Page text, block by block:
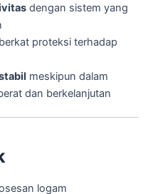
dengan sistem yang
proteksi terhadap
meskipun dalam
dan berkelanjutan
logam